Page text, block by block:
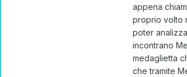
appena
proprio volto
poter
incontrano
medaglietta
che tramite